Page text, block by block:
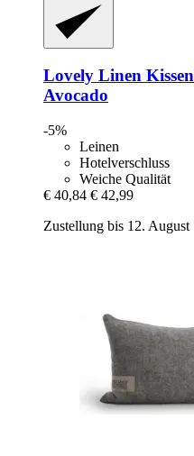
Lovely Linen
Avocado
-5%
Leinen
Hotelverschluss
Weiche Qualität
€ 40,84 € 42,99
Zustellung bis 12. August